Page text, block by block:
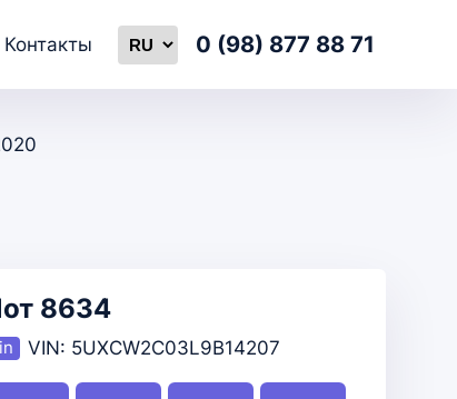
Контакты 0 (98) 877 88 71
8634
VIN: 5UXCW2C03L9B14207